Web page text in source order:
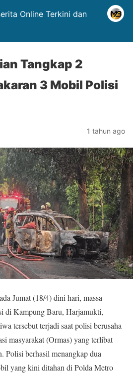
Online Terkini dan
Tangkap 2
3 Mobil Polisi
1 tahun ago
Jumat (18/4) dini hari, massa
di Kampung Baru, Harjamukti,
tersebut terjadi saat polisi berusaha
masyarakat (Ormas) yang terlibat
Polisi berhasil menangkap dua
yang kini ditahan di Polda Metro